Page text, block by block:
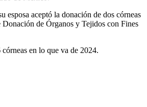
aceptó la donación de dos córneas
de Órganos y Tejidos con Fines
en lo que va de 2024.